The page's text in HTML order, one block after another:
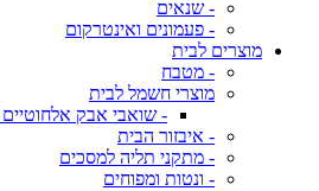
- שנאים
- פעמונים ואינטרקום
מוצרים לבית
- מטבח
מוצרי חשמל לבית
- שואבי אבק אלחוטיים
- איבזור הבית
- מתקני תליה למסכים
- ונטות ומפוחים